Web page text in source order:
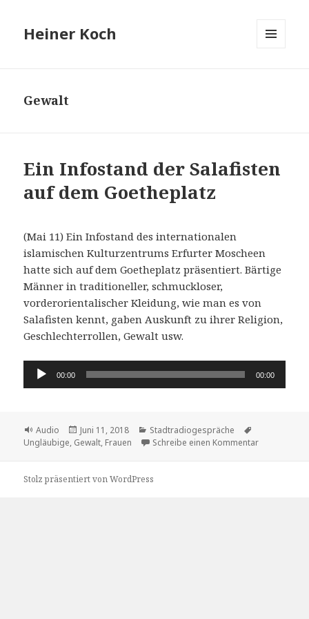
Heiner Koch
Gewalt
Ein Infostand der Salafisten
auf dem Goetheplatz
(Mai 11) Ein Infostand des internationalen
islamischen Kulturzentrums Erfurter Moscheen
hatte sich auf dem Goetheplatz präsentiert. Bärtige
Männer in traditioneller, schmuckloser,
vorderorientalischer Kleidung, wie man es von
Salafisten kennt, gaben Auskunft zu ihrer Religion,
Geschlechterrollen, Gewalt usw.
Audio-
00:00 00:00
Format
Audio
Veröffentlicht
am
Juni 11, 2018 Kategorien
Stadtradiogespräche
Ungläubige, Gewalt, Frauen Schreibe einen Kommentarzu Ein
Stolz präsentiert von WordPress